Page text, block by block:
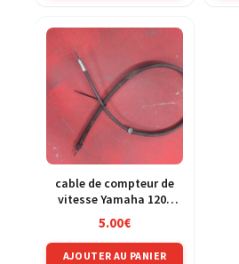
cable de compteur de
vitesse Yamaha 1200
XJR 4pu
5.00€
AJOUTER AU PANIER